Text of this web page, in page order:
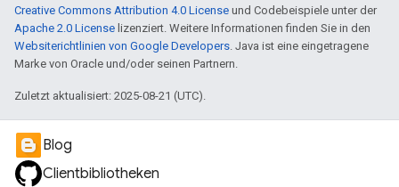
Creative Commons Attribution 4.0 License und Codebeispiele unter der
Apache 2.0 License lizenziert. Weitere Informationen finden Sie in den
Websiterichtlinien von Google Developers. Java ist eine eingetragene
Marke von Oracle und/oder seinen Partnern.
Zuletzt aktualisiert: 2025-08-21 (UTC).
Blog
Clientbibliotheken